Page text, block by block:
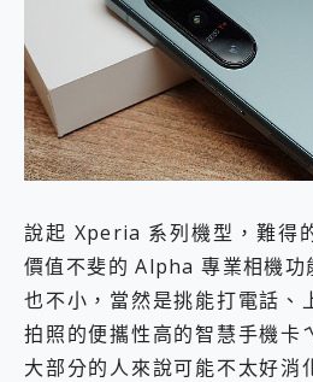
說起 Xperia 系列機型，難得
價值不斐的 Alpha 專業相機功
也不小，當然是挑能打電話、
拍照的便攜性高的智慧手機卡
大部分的人來說可能不太好消